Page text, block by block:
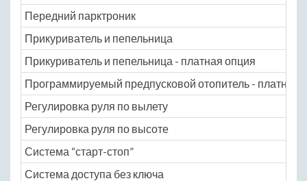
Передний парктроник
Прикуриватель и пепельница
Прикуриватель и пепельница - платная опция
Программируемый предпусковой отопитель - платная
Регулировка руля по вылету
Регулировка руля по высоте
Система “старт-стоп”
Система доступа без ключа